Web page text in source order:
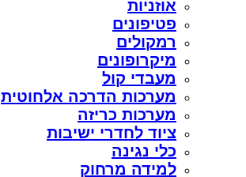
אוזניות
פטיפונים
רמקולים
מיקרופונים
מעבדי קול
מערכות הדרכה אלחוטית
מערכות כריזה
ציוד לחדרי ישיבות
כלי נגינה
למידה מרחוק